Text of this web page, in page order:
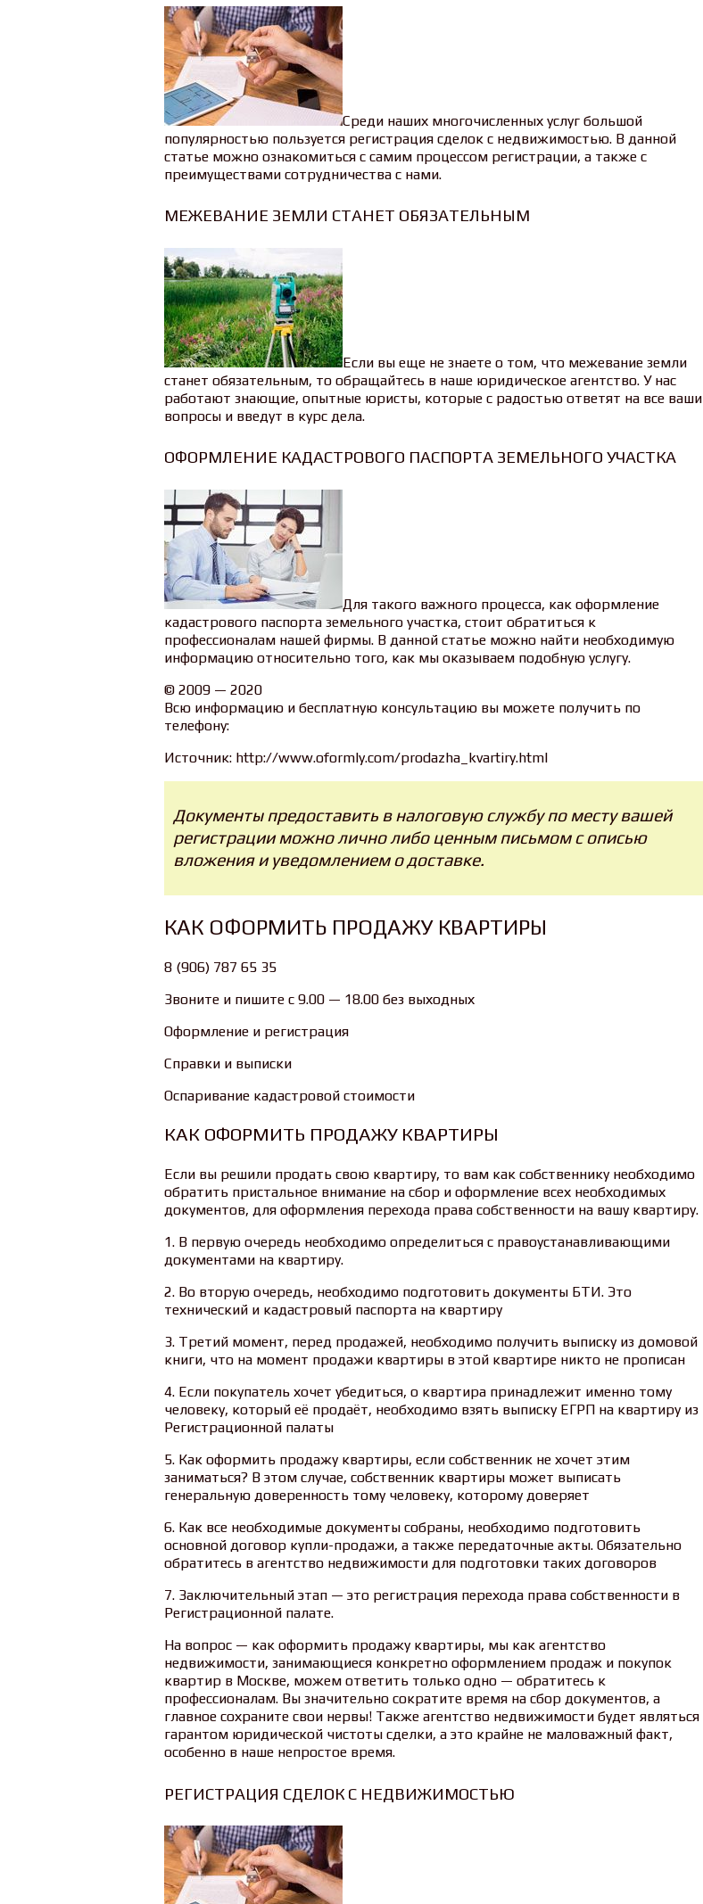
Среди наших многочисленных услуг большой
популярностью пользуется регистрация сделок с недвижимостью. В данной
статье можно ознакомиться с самим процессом регистрации, а также с
преимуществами сотрудничества с нами.
МЕЖЕВАНИЕ ЗЕМЛИ СТАНЕТ ОБЯЗАТЕЛЬНЫМ
Если вы еще не знаете о том, что межевание земли
станет обязательным, то обращайтесь в наше юридическое агентство. У нас
работают знающие, опытные юристы, которые с радостью ответят на все ваши
вопросы и введут в курс дела.
ОФОРМЛЕНИЕ КАДАСТРОВОГО ПАСПОРТА ЗЕМЕЛЬНОГО УЧАСТКА
Для такого важного процесса, как оформление
кадастрового паспорта земельного участка, стоит обратиться к
профессионалам нашей фирмы. В данной статье можно найти необходимую
информацию относительно того, как мы оказываем подобную услугу.
© 2009 — 2020
Всю информацию и бесплатную консультацию вы можете получить по
телефону:
Источник: http://www.oformly.com/prodazha_kvartiry.html
Документы предоставить в налоговую службу по месту вашей
регистрации можно лично либо ценным письмом с описью
вложения и уведомлением о доставке.
КАК ОФОРМИТЬ ПРОДАЖУ КВАРТИРЫ
8 (906) 787 65 35
Звоните и пишите с 9.00 — 18.00 без выходных
Оформление и регистрация
Справки и выписки
Оспаривание кадастровой стоимости
КАК ОФОРМИТЬ ПРОДАЖУ КВАРТИРЫ
Если вы решили продать свою квартиру, то вам как собственнику необходимо
обратить пристальное внимание на сбор и оформление всех необходимых
документов, для оформления перехода права собственности на вашу квартиру.
1. В первую очередь необходимо определиться с правоустанавливающими
документами на квартиру.
2. Во вторую очередь, необходимо подготовить документы БТИ. Это
технический и кадастровый паспорта на квартиру
3. Третий момент, перед продажей, необходимо получить выписку из домовой
книги, что на момент продажи квартиры в этой квартире никто не прописан
4. Если покупатель хочет убедиться, о квартира принадлежит именно тому
человеку, который её продаёт, необходимо взять выписку ЕГРП на квартиру из
Регистрационной палаты
5. Как оформить продажу квартиры, если собственник не хочет этим
заниматься? В этом случае, собственник квартиры может выписать
генеральную доверенность тому человеку, которому доверяет
6. Как все необходимые документы собраны, необходимо подготовить
основной договор купли-продажи, а также передаточные акты. Обязательно
обратитесь в агентство недвижимости для подготовки таких договоров
7. Заключительный этап — это регистрация перехода права собственности в
Регистрационной палате.
На вопрос — как оформить продажу квартиры, мы как агентство
недвижимости, занимающиеся конкретно оформлением продаж и покупок
квартир в Москве, можем ответить только одно — обратитесь к
профессионалам. Вы значительно сократите время на сбор документов, а
главное сохраните свои нервы! Также агентство недвижимости будет являться
гарантом юридической чистоты сделки, а это крайне не маловажный факт,
особенно в наше непростое время.
РЕГИСТРАЦИЯ СДЕЛОК С НЕДВИЖИМОСТЬЮ